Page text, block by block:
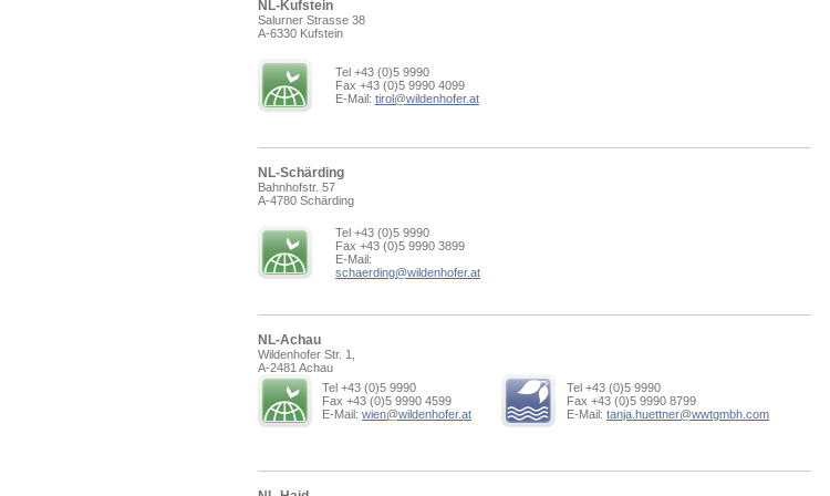
NL-Kufstein
Salurner Strasse 38
A-6330 Kufstein
Tel +43 (0)5 9990
Fax +43 (0)5 9990 4099
E-Mail: tirol@wildenhofer.at
NL-Schärding
Bahnhofstr. 57
A-4780 Schärding
Tel +43 (0)5 9990
Fax +43 (0)5 9990 3899
E-Mail:
schaerding@wildenhofer.at
NL-Achau
Wildenhofer Str. 1,
A-2481 Achau
Tel +43 (0)5 9990
Fax +43 (0)5 9990 4599
E-Mail: wien@wildenhofer.at
Tel +43 (0)5 9990
Fax +43 (0)5 9990 8799
E-Mail: tanja.huettner@wwtgmbh.com